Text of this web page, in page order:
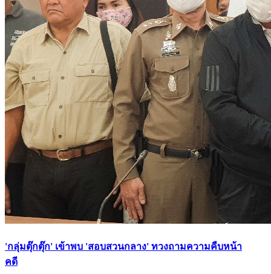
'กลุ่มตุ๊กตุ๊ก' เข้าพบ 'สอบสวนกลาง' ทวงถามความคืบหน้า
คดี